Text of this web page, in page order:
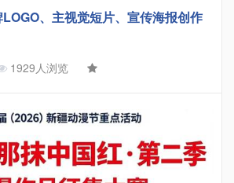
、主视觉短片、宣传海报创作
1929人浏览